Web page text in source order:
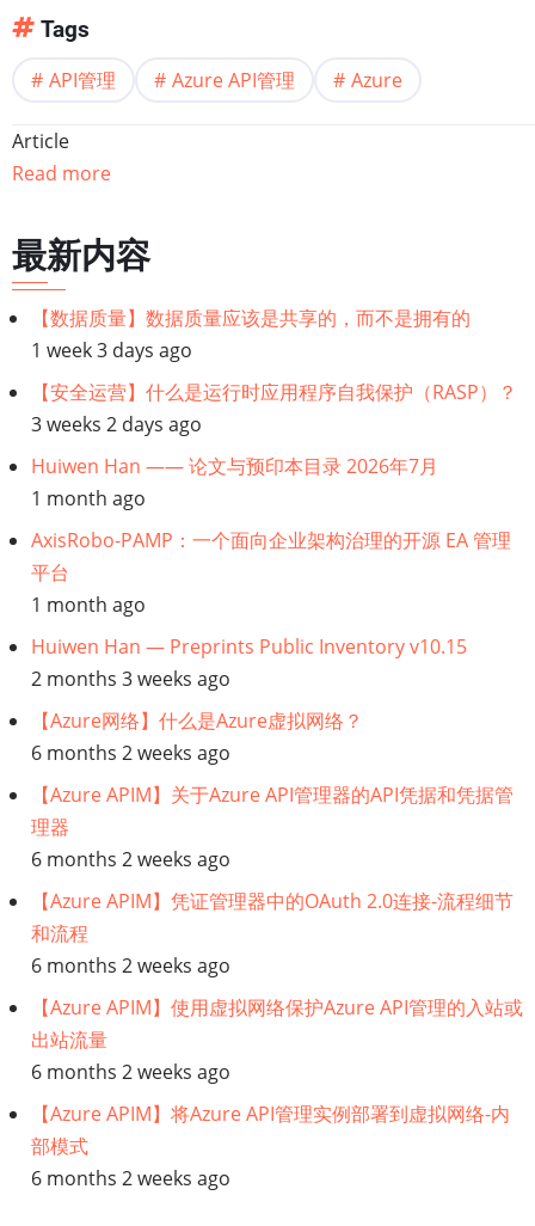
Tags
API管理 Azure API管理 Azure
Article
Read more
最新内容
【数据质量】数据质量应该是共享的，而不是拥有的
1 week 3 days ago
【安全运营】什么是运行时应用程序自我保护（RASP）？
3 weeks 2 days ago
Huiwen Han —— 论文与预印本目录 2026年7月
1 month ago
AxisRobo-PAMP：一个面向企业架构治理的开源 EA 管理
平台
1 month ago
Huiwen Han — Preprints Public Inventory v10.15
2 months 3 weeks ago
【Azure网络】什么是Azure虚拟网络？
6 months 2 weeks ago
【Azure APIM】关于Azure API管理器的API凭据和凭据管
理器
6 months 2 weeks ago
【Azure APIM】凭证管理器中的OAuth 2.0连接-流程细节
和流程
6 months 2 weeks ago
【Azure APIM】使用虚拟网络保护Azure API管理的入站或
出站流量
6 months 2 weeks ago
【Azure APIM】将Azure API管理实例部署到虚拟网络-内
部模式
6 months 2 weeks ago